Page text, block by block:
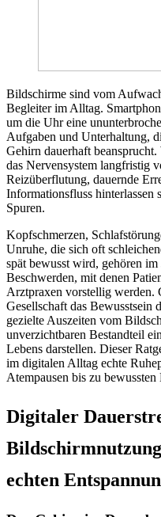
Bildschirme sind vom
Begleiter im Alltag.
um die Uhr eine
Aufgaben und Unterhaltung,
Gehirn dauerhaft
das Nervensystem langfristig
Reizüberflutung, dauernde
Informationsfluss hinterlassen
Spuren.
Kopfschmerzen,
Unruhe, die sich oft
spät bewusst wird, gehören
Beschwerden, mit denen
Arztpraxen vorstellig werden.
Gesellschaft das Bewusstsein
gezielte Auszeiten vom
unverzichtbaren Bestandteil
Lebens darstellen. Dieser
im digitalen Alltag echte
Atempausen bis zu
Digitaler
echten